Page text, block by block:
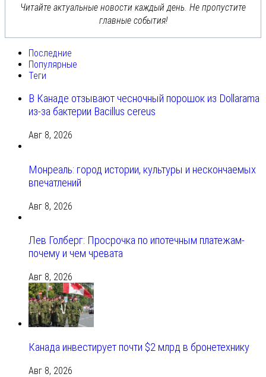
Читайте актуальные новости каждый день. Не пропустите
главные события!
Последние
Популярные
Теги
В Канаде отзывают чесночный порошок из Dollarama
из-за бактерии Bacillus cereus
Авг 8, 2026
Монреаль: город истории, культуры и нескончаемых
впечатлений
Авг 8, 2026
Лев Голберг: Просрочка по ипотечным платежам-
почему и чем чревата
Авг 8, 2026
Канада инвестирует почти $2 млрд в бронетехнику
Авг 8, 2026